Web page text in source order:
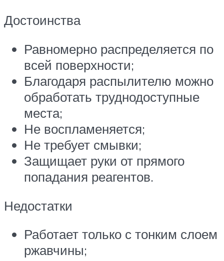
Достоинства
Равномерно распределяется по
всей поверхности;
Благодаря распылителю можно
обработать труднодоступные
места;
Не воспламеняется;
Не требует смывки;
Защищает руки от прямого
попадания реагентов.
Недостатки
Работает только с тонким слоем
ржавчины;